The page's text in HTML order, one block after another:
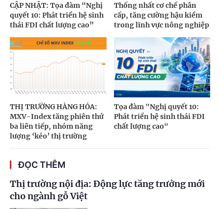
CẬP NHẬT: Tọa đàm “Nghị
quyết 10: Phát triển hệ sinh
thái FDI chất lượng cao”
Thống nhất cơ chế phân
cấp, tăng cường hậu kiểm
trong lĩnh vực nông nghiệp
THỊ TRƯỜNG HÀNG HÓA:
MXV-Index tăng phiên thứ
ba liên tiếp, nhóm năng
lượng ‘kéo’ thị trường
Tọa đàm "Nghị quyết 10:
Phát triển hệ sinh thái FDI
chất lượng cao"
ĐỌC THÊM
Thị trường nội địa: Động lực tăng trưởng mới
cho ngành gỗ Việt